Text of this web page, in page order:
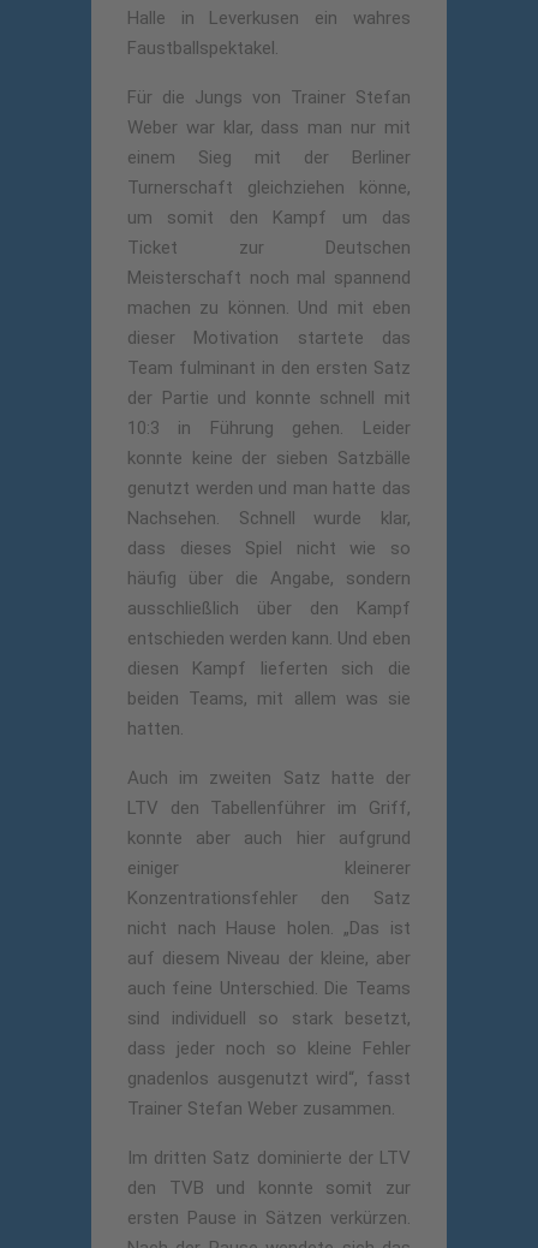
Halle in Leverkusen ein wahres
Faustballspektakel.
Für die Jungs von Trainer Stefan
Weber war klar, dass man nur mit
einem Sieg mit der Berliner
Turnerschaft gleichziehen könne,
um somit den Kampf um das
Ticket zur Deutschen
Meisterschaft noch mal spannend
machen zu können. Und mit eben
dieser Motivation startete das
Team fulminant in den ersten Satz
der Partie und konnte schnell mit
10:3 in Führung gehen. Leider
konnte keine der sieben Satzbälle
genutzt werden und man hatte das
Nachsehen. Schnell wurde klar,
dass dieses Spiel nicht wie so
häufig über die Angabe, sondern
ausschließlich über den Kampf
entschieden werden kann. Und eben
diesen Kampf lieferten sich die
beiden Teams, mit allem was sie
hatten.
Auch im zweiten Satz hatte der
LTV den Tabellenführer im Griff,
konnte aber auch hier aufgrund
einiger kleinerer
Konzentrationsfehler den Satz
nicht nach Hause holen. „Das ist
auf diesem Niveau der kleine, aber
auch feine Unterschied. Die Teams
sind individuell so stark besetzt,
dass jeder noch so kleine Fehler
gnadenlos ausgenutzt wird“, fasst
Trainer Stefan Weber zusammen.
Im dritten Satz dominierte der LTV
den TVB und konnte somit zur
ersten Pause in Sätzen verkürzen.